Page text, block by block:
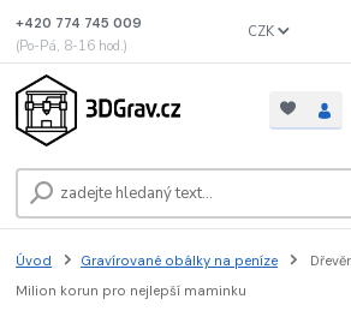
CZK
+420 774 745 009
(Po-Pá, 8-16 hod.)
Úvod Gravírované obálky na peníze
Milion korun pro nejlepší maminku